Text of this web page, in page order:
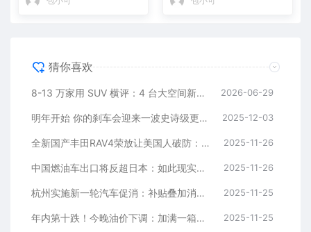
猜你喜欢
8-13 万家用 SUV 横评：4 台大空间新车，全家出行不挤不憋屈 2026-06-29
明年开始 你的刹车会迎来一波史诗级更新 2025-12-03
全新国产丰田RAV4荣放让美国人破防：屏幕大得多 还更便宜！ 2025-11-26
中国燃油车出口将反超日本：如此现实让日本人难以接受 2025-11-26
杭州实施新一轮汽车促消：补贴叠加消费券最高1.1万元 2025-11-25
年内第十跌！今晚油价下调：加满一箱少花2.5元 2025-11-25